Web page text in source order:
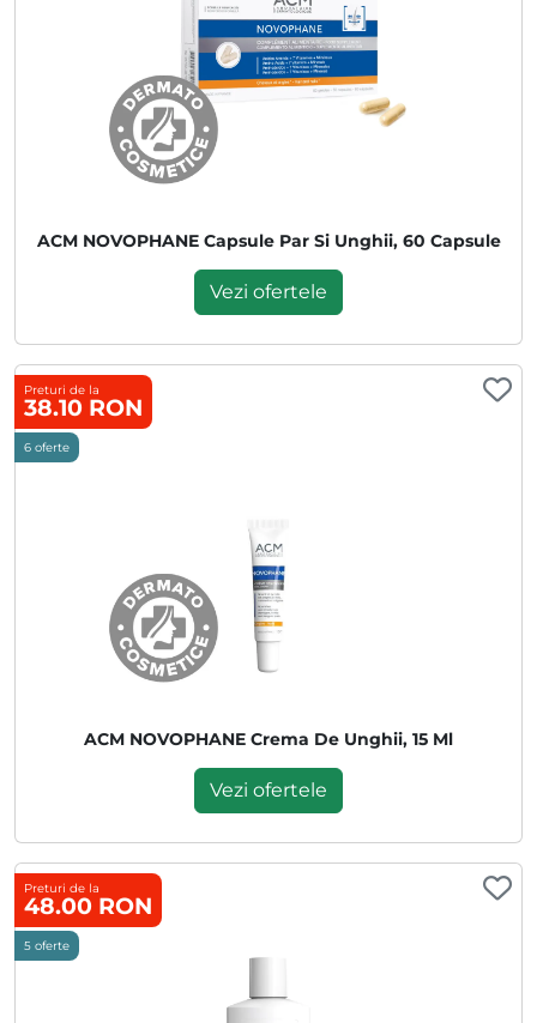
ACM NOVOPHANE Capsule Par Si Unghii, 60 Capsule
Vezi ofertele
ACM NOVOPHANE Crema De Unghii, 15 Ml
Preturi de la
38.10 RON
6 oferte
Vezi ofertele
Preturi de la
48.00 RON
5 oferte